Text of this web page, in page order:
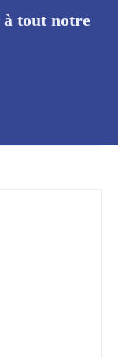
à tout notre